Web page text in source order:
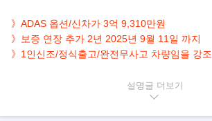
》ADAS 옵션/신차가 3억 9,310만원
》보증 연장 추가 2년 2025년 9월 11일 까지
》1인신조/정식출고/완전무사고 차량임을 강조
- 정식출고
설명글